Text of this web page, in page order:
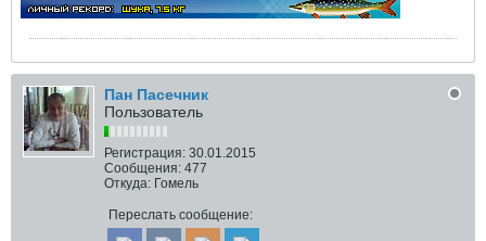
Пан Пасечник
Пользователь
Регистрация: 30.01.2015
Сообщения: 477
Откуда: Гомель
Переслать сообщение: